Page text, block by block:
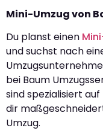
Mini-Umzug von
Du planst einen
und suchst nach
bei Baum
sind spezialisiert
dir
Umzug.